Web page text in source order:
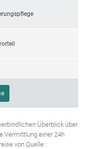
Überblick über
Vermittlung einer 24h
von Quelle: